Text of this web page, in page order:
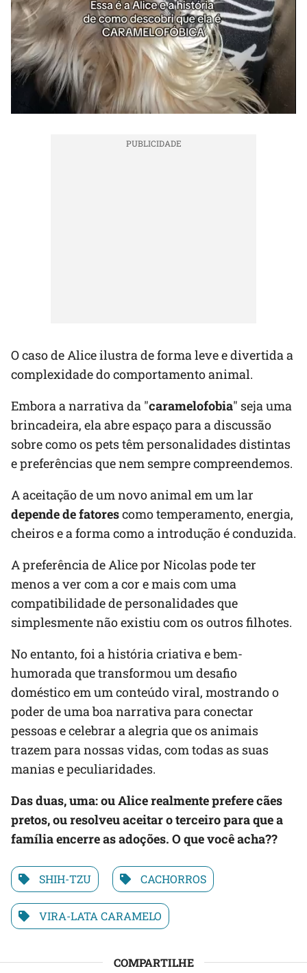
O caso de Alice ilustra de forma leve e divertida a
complexidade do comportamento animal.
Embora a narrativa da "caramelofobia" seja uma
brincadeira, ela abre espaço para a discussão
sobre como os pets têm personalidades distintas
e preferências que nem sempre compreendemos.
A aceitação de um novo animal em um lar
depende de fatorescomo temperamento, energia,
cheiros e a forma como a introdução é conduzida.
A preferência de Alice por Nicolas pode ter
menos a ver com a cor e mais com uma
compatibilidade de personalidades que
simplesmente não existiu com os outros filhotes.
No entanto, foi a história criativa e bem-
humorada que transformou um desafio
doméstico em um conteúdo viral, mostrando o
poder de uma boa narrativa para conectar
pessoas e celebrar a alegria que os animais
trazem para nossas vidas, com todas as suas
manias e peculiaridades.
Das duas, uma: ou Alice realmente prefere cães
pretos, ou resolveu aceitar o terceiro para que a
família encerre as adoções. O que você acha??
SHIH-TZU CACHORROS
VIRA-LATA CARAMELO
COMPARTILHE